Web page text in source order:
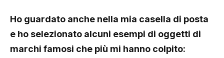
Ho guardato anche nella mia casella di posta
e ho selezionato alcuni esempi di oggetti di
marchi famosi che più mi hanno colpito: